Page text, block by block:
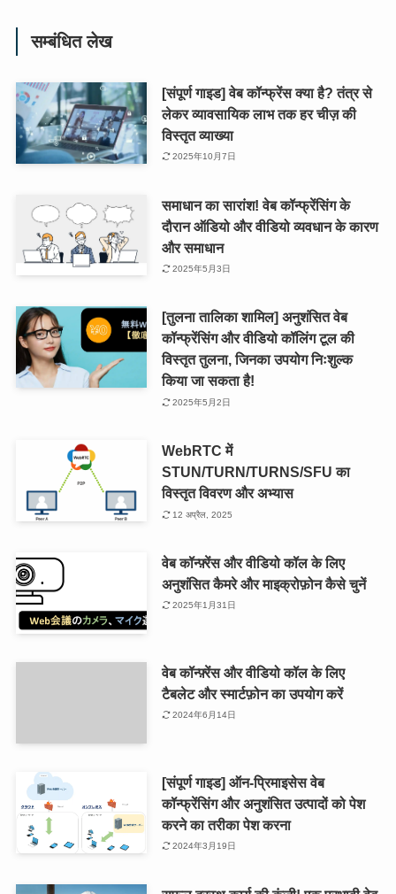
सम्बंधित लेख
[संपूर्ण गाइड] वेब कॉन्फ्रेंस क्या है? तंत्र से
लेकर व्यावसायिक लाभ तक हर चीज़ की
विस्तृत व्याख्या
2025年10月7日
समाधान का सारांश! वेब कॉन्फ्रेंसिंग के
दौरान ऑडियो और वीडियो व्यवधान के कारण
और समाधान
2025年5月3日
[तुलना तालिका शामिल] अनुशंसित वेब
कॉन्फ्रेंसिंग और वीडियो कॉलिंग टूल की
विस्तृत तुलना, जिनका उपयोग निःशुल्क
किया जा सकता है!
2025年5月2日
WebRTC में
STUN/TURN/TURNS/SFU का
विस्तृत विवरण और अभ्यास
12 अप्रैल, 2025
वेब कॉन्फ़्रेंस और वीडियो कॉल के लिए
अनुशंसित कैमरे और माइक्रोफ़ोन कैसे चुनें
2025年1月31日
वेब कॉन्फ़्रेंस और वीडियो कॉल के लिए
टैबलेट और स्मार्टफ़ोन का उपयोग करें
2024年6月14日
[संपूर्ण गाइड] ऑन-प्रिमाइसेस वेब
कॉन्फ्रेंसिंग और अनुशंसित उत्पादों को पेश
करने का तरीका पेश करना
2024年3月19日